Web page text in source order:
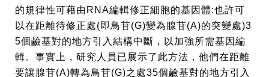
的規律性可藉由 RNA編輯修正細胞的基因體:也許可
以在距離待修正處(即鳥苷(G)變為腺苷(A)的突變處)3
5個鹼基對的地方引入結構中斷，以加強所需基因編
輯。事實上，研究人員已展示了此方法，他們在距離
要讓腺苷(A)轉為鳥苷(G)之處35個鹼基對的地方引入